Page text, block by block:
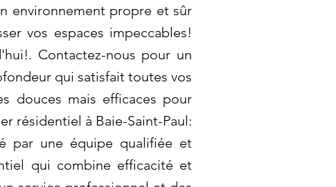
environnement propre et sûr
vos espaces impeccables!
Contactez-nous pour un
qui satisfait toutes vos
douces mais efficaces pour
résidentiel à Baie-Saint-Paul:
par une équipe qualifiée et
qui combine efficacité et